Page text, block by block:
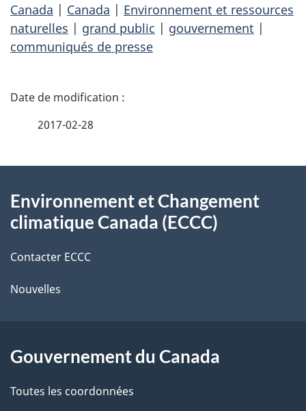
Canada | Canada | Environnement et ressources
naturelles | grand public | gouvernement |
communiqués de presse
D
i
s
d
l
a
2017-02-28
propos
ce
site
Environnement et Changement
climatique Canada (ECCC)
Contacter ECCC
Nouvelles
Gouvernement du Canada
Toutes les coordonnées